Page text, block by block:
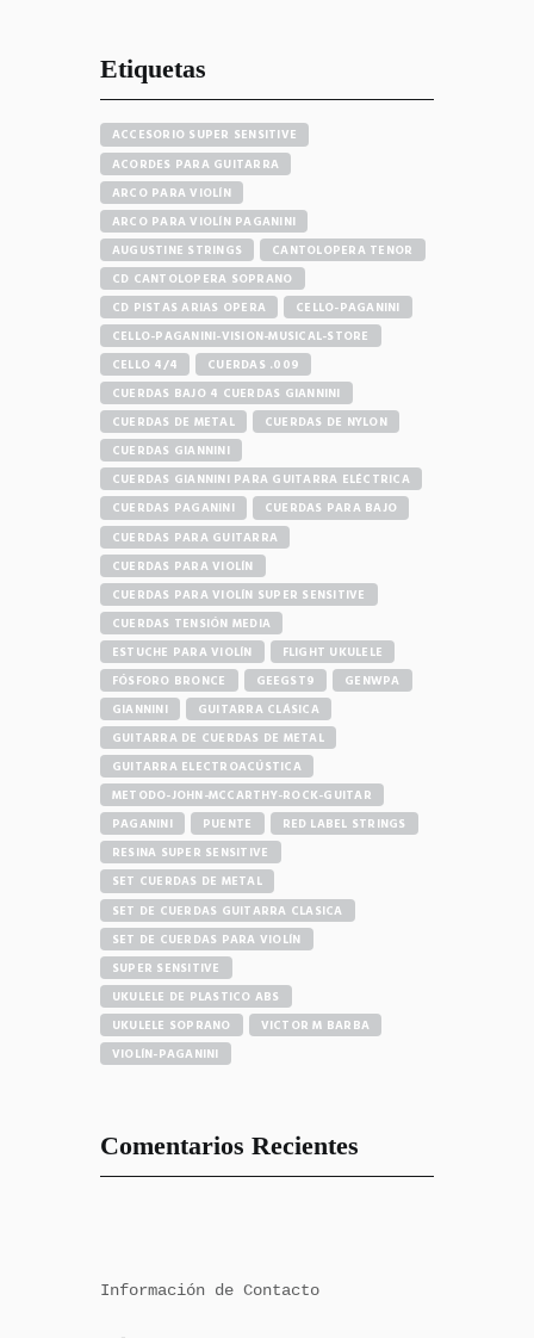
Etiquetas
ACCESORIO SUPER SENSITIVE
ACORDES PARA GUITARRA
ARCO PARA VIOLÍN
ARCO PARA VIOLÍN PAGANINI
AUGUSTINE STRINGS
CANTOLOPERA TENOR
CD CANTOLOPERA SOPRANO
CD PISTAS ARIAS OPERA
CELLO-PAGANINI
CELLO-PAGANINI-VISION-MUSICAL-STORE
CELLO 4/4
CUERDAS .009
CUERDAS BAJO 4 CUERDAS GIANNINI
CUERDAS DE METAL
CUERDAS DE NYLON
CUERDAS GIANNINI
CUERDAS GIANNINI PARA GUITARRA ELÉCTRICA
CUERDAS PAGANINI
CUERDAS PARA BAJO
CUERDAS PARA GUITARRA
CUERDAS PARA VIOLÍN
CUERDAS PARA VIOLÍN SUPER SENSITIVE
CUERDAS TENSIÓN MEDIA
ESTUCHE PARA VIOLÍN
FLIGHT UKULELE
FÓSFORO BRONCE
GEEGST9
GENWPA
GIANNINI
GUITARRA CLÁSICA
GUITARRA DE CUERDAS DE METAL
GUITARRA ELECTROACÚSTICA
METODO-JOHN-MCCARTHY-ROCK-GUITAR
PAGANINI
PUENTE
RED LABEL STRINGS
RESINA SUPER SENSITIVE
SET CUERDAS DE METAL
SET DE CUERDAS GUITARRA CLASICA
SET DE CUERDAS PARA VIOLÍN
SUPER SENSITIVE
UKULELE DE PLASTICO ABS
UKULELE SOPRANO
VICTOR M BARBA
VIOLÍN-PAGANINI
Comentarios Recientes
Información de Contacto